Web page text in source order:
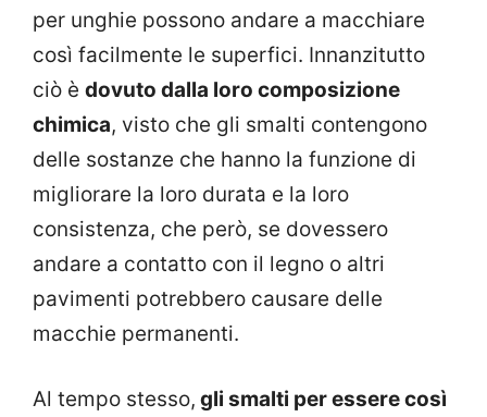
per unghie possono andare a macchiare
così facilmente le superfici. Innanzitutto
ciò è dovuto dalla loro composizione
chimica, visto che gli smalti contengono
delle sostanze che hanno la funzione di
migliorare la loro durata e la loro
consistenza, che però, se dovessero
andare a contatto con il legno o altri
pavimenti potrebbero causare delle
macchie permanenti.
Al tempo stesso, gli smalti per essere così